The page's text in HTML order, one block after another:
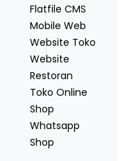
Flatfile CMS
Mobile Web
Website Toko
Website
Restoran
Toko Online
Shop
Whatsapp
Shop